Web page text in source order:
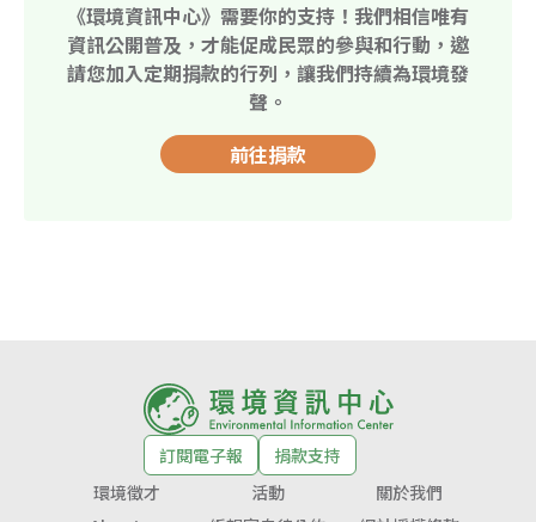
《環境資訊中心》需要你的支持！我們相信唯有
資訊公開普及，才能促成民眾的參與和行動，邀
請您加入定期捐款的行列，讓我們持續為環境發
聲。
前往捐款
訂閱電子報
捐款支持
環境徵才
活動
關於我們